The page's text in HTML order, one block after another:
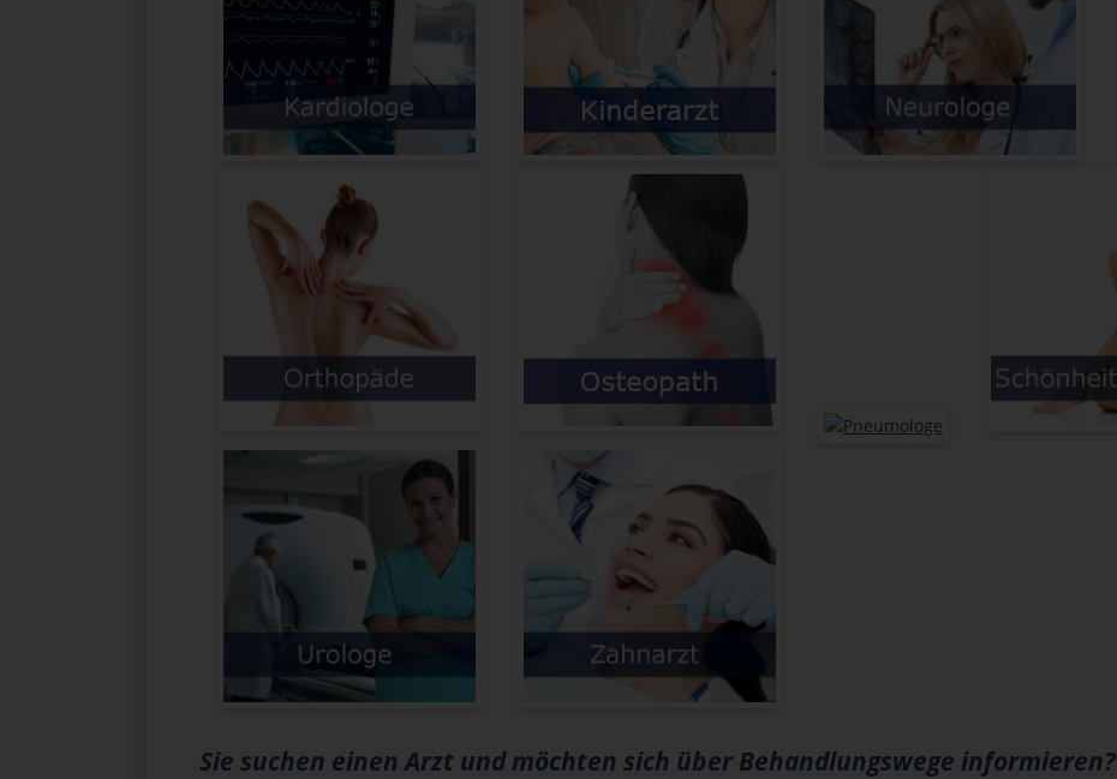
Sie suchen einen Arzt und möchten sich über Behandlungswege informieren?